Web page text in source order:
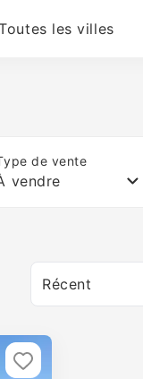
les villes
de vente
vendre
Récent